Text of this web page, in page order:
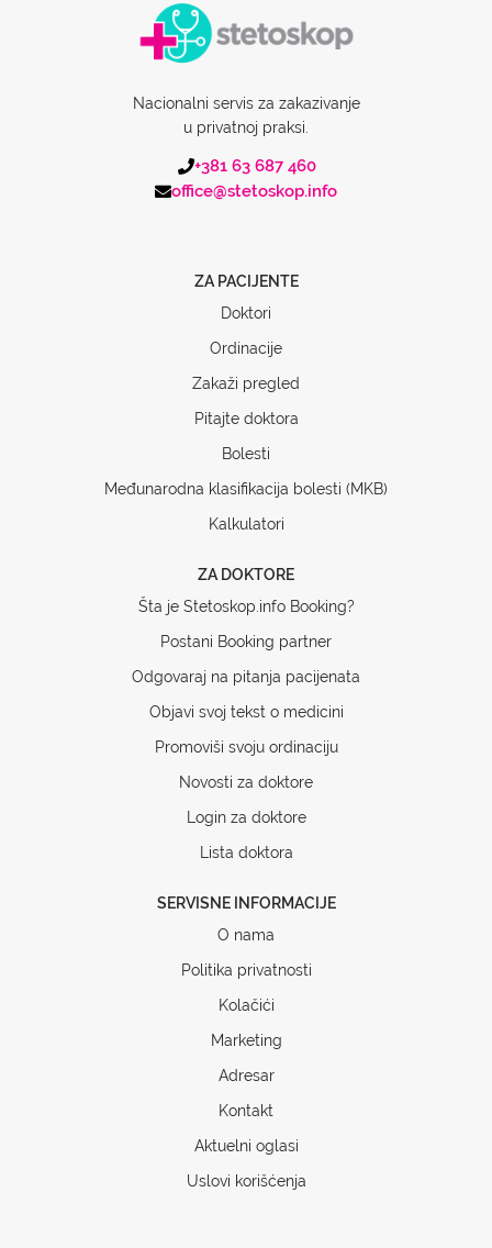
Nacionalni servis za zakazivanje
u privatnoj praksi.
+381 63 687 460
office@stetoskop.info
ZA PACIJENTE
Doktori
Ordinacije
Zakaži pregled
Pitajte doktora
Bolesti
Međunarodna klasifikacija bolesti (MKB)
Kalkulatori
ZA DOKTORE
Šta je Stetoskop.info Booking?
Postani Booking partner
Odgovaraj na pitanja pacijenata
Objavi svoj tekst o medicini
Promoviši svoju ordinaciju
Novosti za doktore
Login za doktore
Lista doktora
SERVISNE INFORMACIJE
O nama
Politika privatnosti
Kolačići
Marketing
Adresar
Kontakt
Aktuelni oglasi
Uslovi korišćenja